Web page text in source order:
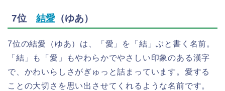
7位 結愛 （ゆあ）
7位の結愛（ゆあ）は、「愛」を「結」ぶと書く名前。
「結」も「愛」もやわらかでやさしい印象のある漢字
で、かわいらしさがぎゅっと詰まっています。愛する
ことの大切さを思い出させてくれるような名前です。